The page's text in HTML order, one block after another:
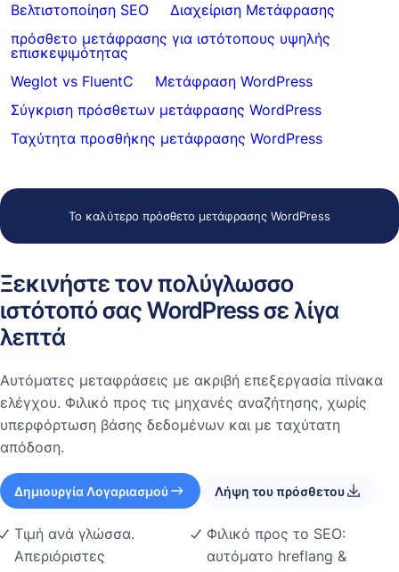
Βελτιστοποίηση SEO
Διαχείριση Μετάφρασης
πρόσθετο μετάφρασης για ιστότοπους υψηλής
επισκεψιμότητας
Weglot vs FluentC
Μετάφραση WordPress
Σύγκριση πρόσθετων μετάφρασης WordPress
Ταχύτητα προσθήκης μετάφρασης WordPress
Το καλύτερο πρόσθετο μετάφρασης WordPress
Ξεκινήστε τον πολύγλωσσο
ιστότοπό σας WordPress σε λίγα
λεπτά
Αυτόματες μεταφράσεις με ακριβή επεξεργασία πίνακα
ελέγχου. Φιλικό προς τις μηχανές αναζήτησης, χωρίς
υπερφόρτωση βάσης δεδομένων και με ταχύτατη
απόδοση.
Δημιουργία Λογαριασμού Λήψη του πρόσθετου
Τιμή ανά γλώσσα.
Απεριόριστες
Φιλικό προς το SEO:
αυτόματο hreflang &